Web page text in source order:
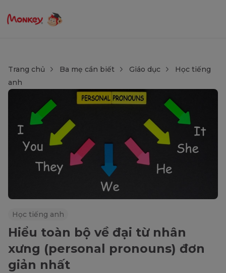
Trang chủ Ba mẹ cần biết Giáo dục
Học tiếng
anh
Học tiếng anh
Hiểu toàn bộ về đại từ nhân
xưng (personal pronouns) đơn
giản nhất